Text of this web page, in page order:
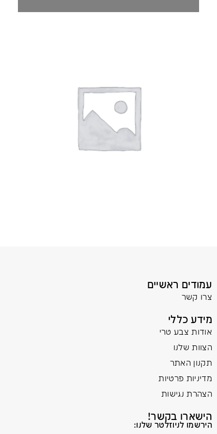
עמודים ראשיים
צרו קשר
מידע כללי
אודות צבע טרי
הצוות שלנו
תקנון האתר
מדיניות פרטיות
הצהרת נגישות
הישארו בקשר!
הירשמו לניוזלטר שלנו: